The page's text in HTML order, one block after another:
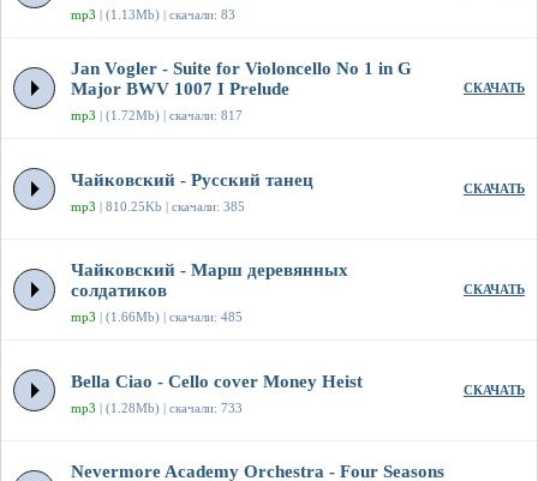
mp3 | (1.13Mb) | скачали: 83
Jan Vogler - Suite for Violoncello No 1 in G
Major BWV 1007 I Prelude
mp3 | (1.72Mb) | скачали: 817
СКАЧАТЬ
Чайковский - Русский танец
mp3 | 810.25Kb | скачали: 385
СКАЧАТЬ
Чайковский - Марш деревянных
солдатиков
mp3 | (1.66Mb) | скачали: 485
СКАЧАТЬ
Bella Ciao - Cello cover Money Heist
mp3 | (1.28Mb) | скачали: 733
СКАЧАТЬ
Nevermore Academy Orchestra - Four Seasons